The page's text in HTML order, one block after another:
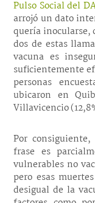
Pulso Social del
arrojó un dato
quería inocularse,
dos de estas
vacuna es
suficientemente
personas
ubicaron en
Villavicencio
Por
frase es
vulnerables no
pero esas
desigual de la